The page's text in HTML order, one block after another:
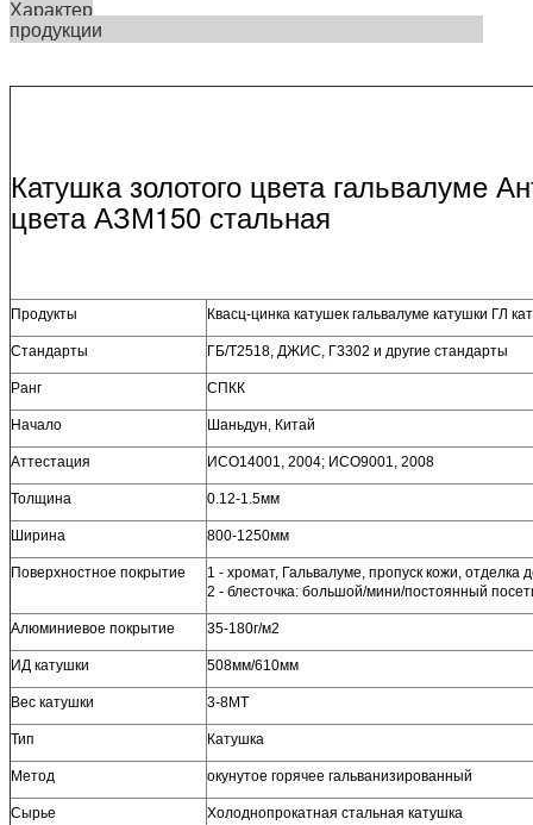
Характер
продукции
Катушка золотого цвета гальвалуме
цвета АЗМ150 стальная
Продукты Квасц-цинка катушек гальвалуме катушки ГЛ
Стандарты ГБ/Т2518, ДЖИС, Г3302 и другие стандарты
Ранг СПКК
Начало Шаньдун, Китай
Аттестация ИСО14001, 2004; ИСО9001, 2008
Толщина 0.12-1.5мм
Ширина 800-1250мм
Поверхностное покрытие
1 - хромат, Гальвалуме, пропуск кожи, отделка
2 - блесточка: большой/мини/постоянный
Алюминиевое покрытие 35-180г/м2
ИД катушки 508мм/610мм
Вес катушки 3-8МТ
Тип Катушка
Метод окунутое горячее гальванизированный
Сырье Холоднопрокатная стальная катушка